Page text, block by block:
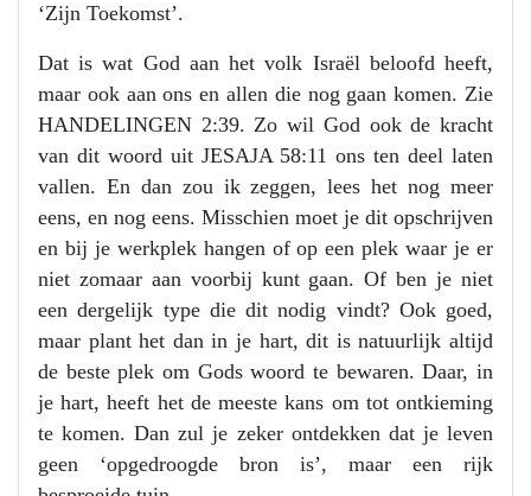
‘Zijn Toekomst’.
Dat is wat God aan het volk Israël beloofd heeft,
maar ook aan ons en allen die nog gaan komen. Zie
HANDELINGEN 2:39. Zo wil God ook de kracht
van dit woord uit JESAJA 58:11 ons ten deel laten
vallen. En dan zou ik zeggen, lees het nog meer
eens, en nog eens. Misschien moet je dit opschrijven
en bij je werkplek hangen of op een plek waar je er
niet zomaar aan voorbij kunt gaan. Of ben je niet
een dergelijk type die dit nodig vindt? Ook goed,
maar plant het dan in je hart, dit is natuurlijk altijd
de beste plek om Gods woord te bewaren. Daar, in
je hart, heeft het de meeste kans om tot ontkieming
te komen. Dan zul je zeker ontdekken dat je leven
geen ‘opgedroogde bron is’, maar een rijk